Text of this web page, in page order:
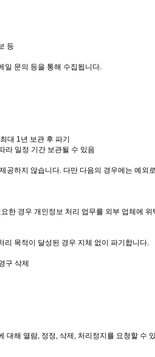
등
일 문의 등을 통해 수집됩니다.
대 1년 보관 후 파기
라 일정 기간 보관될 수 있음
공하지 않습니다. 다만 다음의 경우에는 예외
한 경우 개인정보 처리 업무를 외부 업체에
목적이 달성된 경우 지체 없이 파기합니다.
구 삭제
대해 열람, 정정, 삭제, 처리정지를 요청할 수